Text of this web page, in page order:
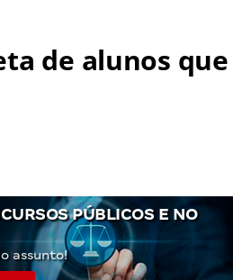
de alunos que
PÚBLICOS E NO
assunto!